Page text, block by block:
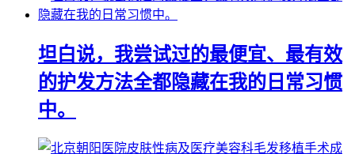
坦白说，我尝试过的最便宜、最有效
的护发方法全都隐藏在我的日常习惯
中。